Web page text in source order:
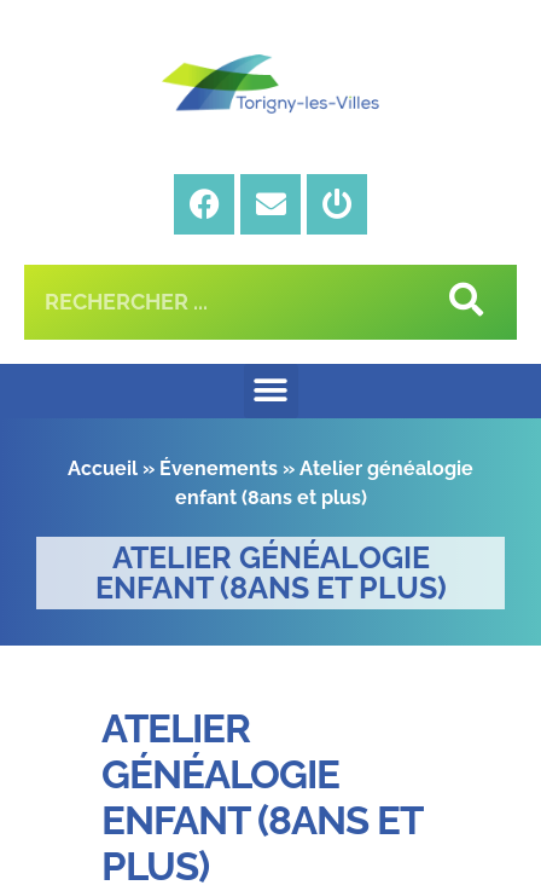
Accueil » Évenements » Atelier généalogie
enfant (8ans et plus)
ATELIER GÉNÉALOGIE
ENFANT (8ANS ET PLUS)
ATELIER
GÉNÉALOGIE
ENFANT (8ANS ET
PLUS)